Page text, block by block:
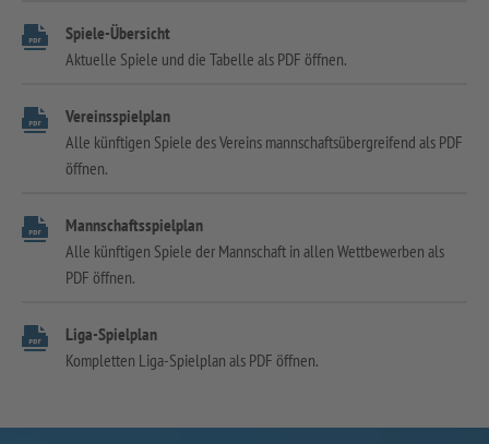
Spiele-Übersicht
Aktuelle Spiele und die Tabelle als PDF öffnen.
Vereinsspielplan
Alle künftigen Spiele des Vereins mannschaftsübergreifend als PDF
öffnen.
Mannschaftsspielplan
Alle künftigen Spiele der Mannschaft in allen Wettbewerben als
PDF öffnen.
Liga-Spielplan
Kompletten Liga-Spielplan als PDF öffnen.